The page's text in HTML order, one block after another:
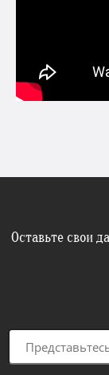
Оставьте свои